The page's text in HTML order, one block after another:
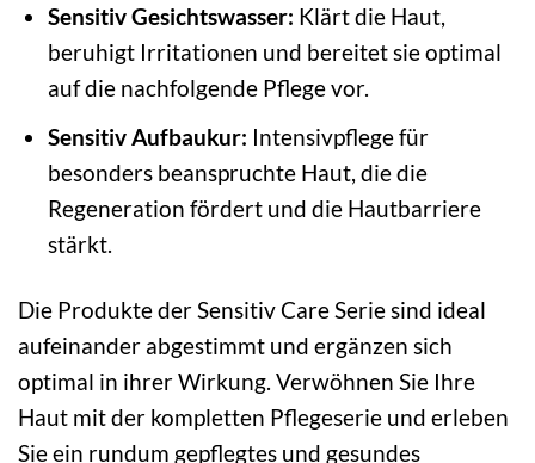
Sensitiv Gesichtswasser: Klärt die Haut,
beruhigt Irritationen und bereitet sie optimal
auf die nachfolgende Pflege vor.
Sensitiv Aufbaukur: Intensivpflege für
besonders beanspruchte Haut, die die
Regeneration fördert und die Hautbarriere
stärkt.
Die Produkte der Sensitiv Care Serie sind ideal
aufeinander abgestimmt und ergänzen sich
optimal in ihrer Wirkung. Verwöhnen Sie Ihre
Haut mit der kompletten Pflegeserie und erleben
Sie ein rundum gepflegtes und gesundes